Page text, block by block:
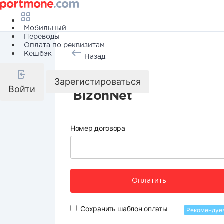
Мобильный
Переводы
Оплата по реквизитам
Кешбэк
Войти
Зарегистироваться
Назад
BizonNet
Номер договора
Оплатить
Сохранить шаблон оплаты